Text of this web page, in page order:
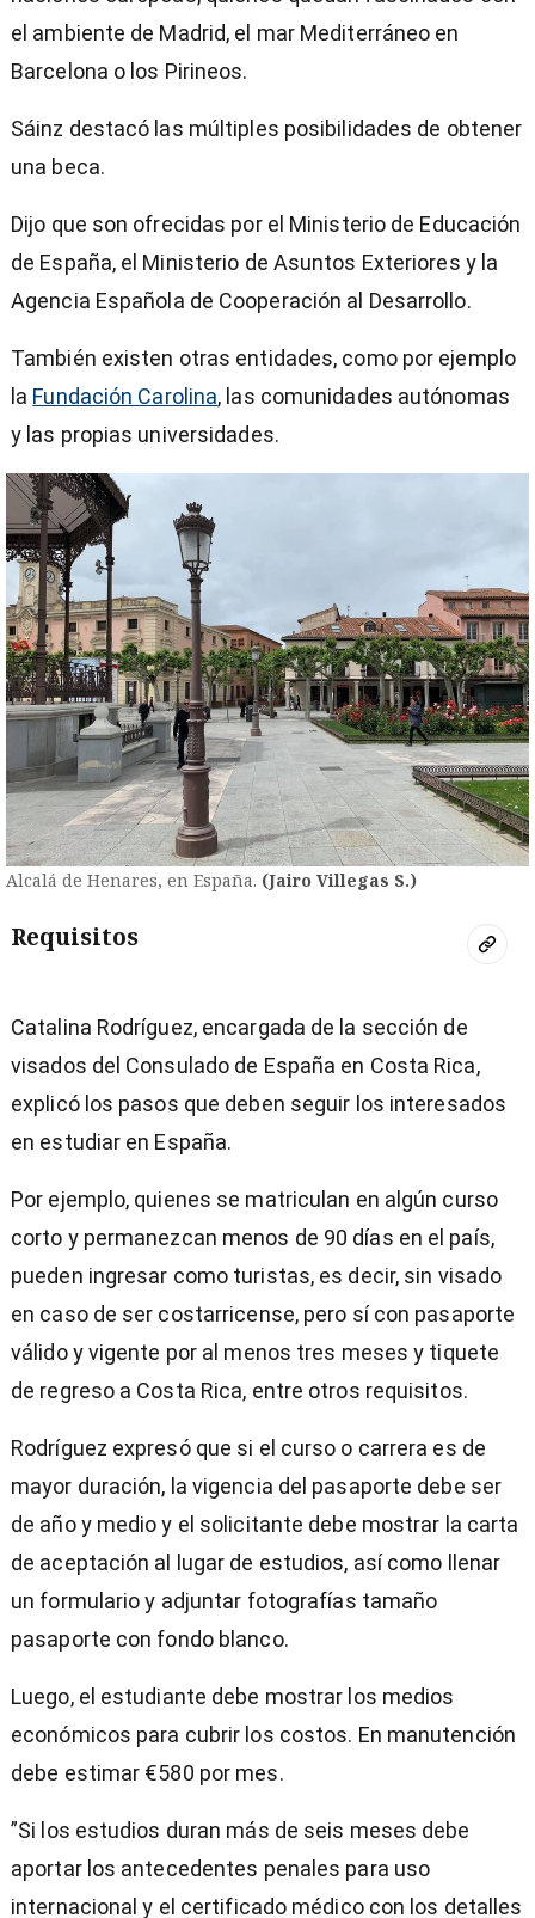
el ambiente de Madrid, el mar Mediterráneo en
Barcelona o los Pirineos.
Sáinz destacó las múltiples posibilidades de obtener
una beca.
Dijo que son ofrecidas por el Ministerio de Educación
de España, el Ministerio de Asuntos Exteriores y la
Agencia Española de Cooperación al Desarrollo.
También existen otras entidades, como por ejemplo
la Fundación Carolina, las comunidades autónomas
y las propias universidades.
Alcalá de Henares, en España. (Jairo Villegas S.)
Requisitos
Catalina Rodríguez, encargada de la sección de
visados del Consulado de España en Costa Rica,
explicó los pasos que deben seguir los interesados
en estudiar en España.
Por ejemplo, quienes se matriculan en algún curso
corto y permanezcan menos de 90 días en el país,
pueden ingresar como turistas, es decir, sin visado
en caso de ser costarricense, pero sí con pasaporte
válido y vigente por al menos tres meses y tiquete
de regreso a Costa Rica, entre otros requisitos.
Rodríguez expresó que si el curso o carrera es de
mayor duración, la vigencia del pasaporte debe ser
de año y medio y el solicitante debe mostrar la carta
de aceptación al lugar de estudios, así como llenar
un formulario y adjuntar fotografías tamaño
pasaporte con fondo blanco.
Luego, el estudiante debe mostrar los medios
económicos para cubrir los costos. En manutención
debe estimar €580 por mes.
”Si los estudios duran más de seis meses debe
aportar los antecedentes penales para uso
internacional y el certificado médico con los detalles